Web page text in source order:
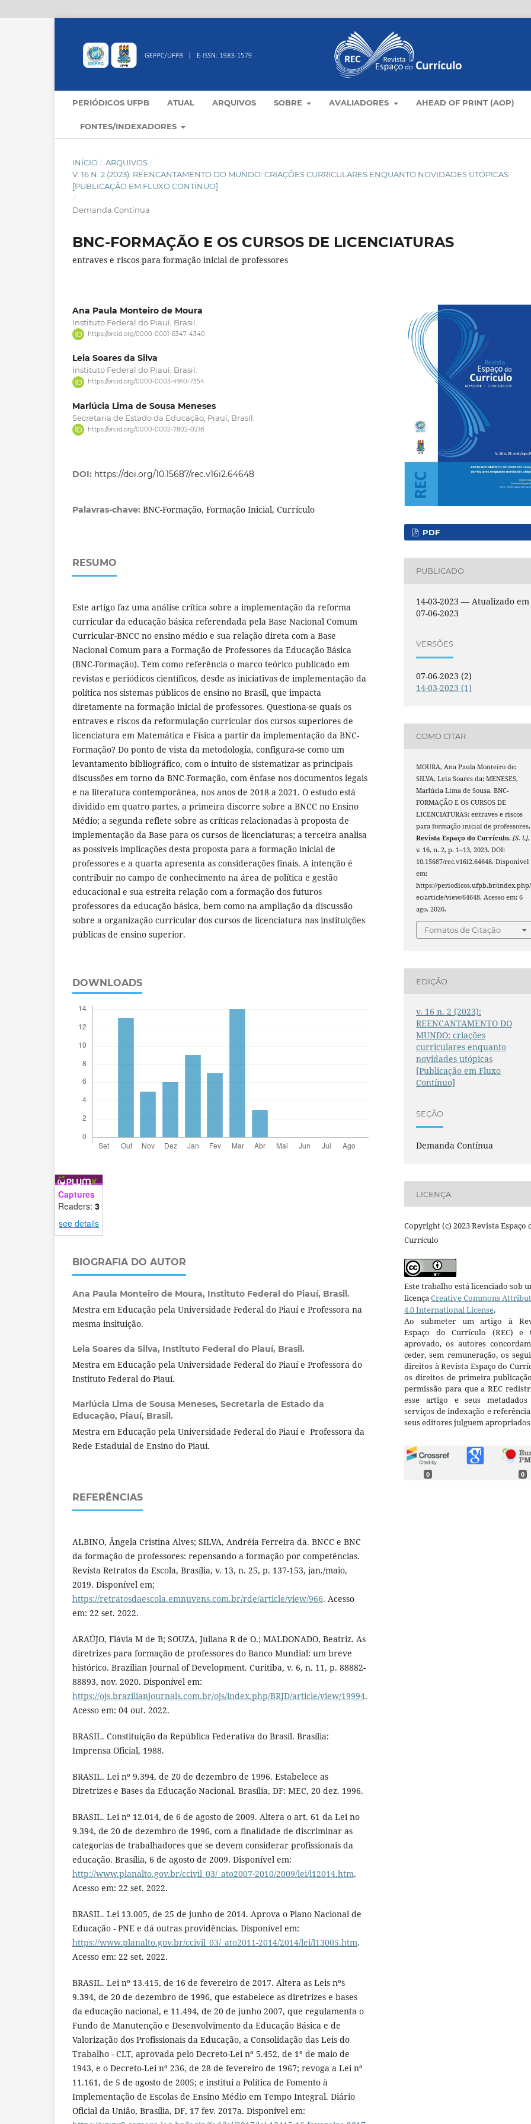
PERIÓDICOS UFPB ATUAL ARQUIVOS SOBRE AVALIADORES AHEAD OF PRINT (AOP)
FONTES/INDEXADORES
INÍCIO / ARQUIVOS /
V. 16 N. 2 (2023): REENCANTAMENTO DO MUNDO: CRIAÇÕES CURRICULARES ENQUANTO NOVIDADES UTÓPICAS
[PUBLICAÇÃO EM FLUXO CONTÍNUO]
/
Demanda Contínua
BNC-FORMAÇÃO E OS CURSOS DE LICENCIATURAS
entraves e riscos para formação inicial de professores
Ana Paula Monteiro de Moura
Instituto Federal do Piauí, Brasil.
https://orcid.org/0000-0001-6347-4340
Leia Soares da Silva
Instituto Federal do Piauí, Brasil.
https://orcid.org/0000-0003-4910-7354
Marlúcia Lima de Sousa Meneses
Secretaria de Estado da Educação, Piauí, Brasil.
https://orcid.org/0000-0002-7802-0218
DOI: https://doi.org/10.15687/rec.v16i2.64648
Palavras-chave: BNC-Formação, Formação Inicial, Currículo
RESUMO
Este artigo faz uma análise crítica sobre a implementação da reforma
curricular da educação básica referendada pela Base Nacional Comum
Curricular-BNCC no ensino médio e sua relação direta com a Base
Nacional Comum para a Formação de Professores da Educação Básica
(BNC-Formação). Tem como referência o marco teórico publicado em
revistas e periódicos científicos, desde as iniciativas de implementação da
política nos sistemas públicos de ensino no Brasil, que impacta
diretamente na formação inicial de professores. Questiona-se quais os
entraves e riscos da reformulação curricular dos cursos superiores de
licenciatura em Matemática e Física a partir da implementação da BNC-
Formação? Do ponto de vista da metodologia, configura-se como um
levantamento bibliográfico, com o intuito de sistematizar as principais
discussões em torno da BNC-Formação, com ênfase nos documentos legais
e na literatura contemporânea, nos anos de 2018 a 2021. O estudo está
dividido em quatro partes, a primeira discorre sobre a BNCC no Ensino
Médio; a segunda reflete sobre as críticas relacionadas à proposta de
implementação da Base para os cursos de licenciaturas; a terceira analisa
as possíveis implicações desta proposta para a formação inicial de
professores e a quarta apresenta as considerações finais. A intenção é
contribuir no campo de conhecimento na área de política e gestão
educacional e sua estreita relação com a formação dos futuros
professores da educação básica, bem como na ampliação da discussão
sobre a organização curricular dos cursos de licenciatura nas instituições
públicas de ensino superior.
DOWNLOADS
Captures
Readers: 3
see details
BIOGRAFIA DO AUTOR
Ana Paula Monteiro de Moura, Instituto Federal do Piauí, Brasil.
Mestra em Educação pela Universidade Federal do Piauí e Professora na
mesma insituição.
Leia Soares da Silva, Instituto Federal do Piauí, Brasil.
Mestra em Educação pela Universidade Federal do Piauí e Professora do
Instituto Federal do Piauí.
Marlúcia Lima de Sousa Meneses, Secretaria de Estado da
Educação, Piauí, Brasil.
Mestra em Educação pela Universidade Federal do Piauí e Professora da
Rede Estaduial de Ensino do Piauí.
REFERÊNCIAS
ALBINO, Ângela Cristina Alves; SILVA, Andréia Ferreira da. BNCC e BNC
da formação de professores: repensando a formação por competências.
Revista Retratos da Escola, Brasília, v. 13, n. 25, p. 137-153, jan./maio,
2019. Disponível em;
https://retratosdaescola.emnuvens.com.br/rde/article/view/966. Acesso
em: 22 set. 2022.
ARAÚJO, Flávia M de B; SOUZA, Juliana R de O.; MALDONADO, Beatriz. As
diretrizes para formação de professores do Banco Mundial: um breve
histórico. Brazilian Journal of Development. Curitiba, v. 6, n. 11, p. 88882-
88893, nov. 2020. Disponível em:
https://ojs.brazilianjournals.com.br/ojs/index.php/BRJD/article/view/19994.
Acesso em: 04 out. 2022.
BRASIL. Constituição da República Federativa do Brasil. Brasília:
Imprensa Oficial, 1988.
BRASIL. Lei nº 9.394, de 20 de dezembro de 1996. Estabelece as
Diretrizes e Bases da Educação Nacional. Brasília, DF: MEC, 20 dez. 1996.
BRASIL. Lei nº 12.014, de 6 de agosto de 2009. Altera o art. 61 da Lei no
9.394, de 20 de dezembro de 1996, com a finalidade de discriminar as
categorias de trabalhadores que se devem considerar profissionais da
educação. Brasília, 6 de agosto de 2009. Disponível em:
http://www.planalto.gov.br/ccivil_03/_ato2007-2010/2009/lei/l12014.htm.
Acesso em: 22 set. 2022.
BRASIL. Lei 13.005, de 25 de junho de 2014. Aprova o Plano Nacional de
Educação - PNE e dá outras providências. Disponível em:
https://www.planalto.gov.br/ccivil_03/_ato2011-2014/2014/lei/l13005.htm.
Acesso em: 22 set. 2022.
BRASIL. Lei nº 13.415, de 16 de fevereiro de 2017. Altera as Leis nºs
9.394, de 20 de dezembro de 1996, que estabelece as diretrizes e bases
da educação nacional, e 11.494, de 20 de junho 2007, que regulamenta o
Fundo de Manutenção e Desenvolvimento da Educação Básica e de
Valorização dos Profissionais da Educação, a Consolidação das Leis do
Trabalho - CLT, aprovada pelo Decreto-Lei nº 5.452, de 1º de maio de
1943, e o Decreto-Lei nº 236, de 28 de fevereiro de 1967; revoga a Lei nº
11.161, de 5 de agosto de 2005; e institui a Política de Fomento à
Implementação de Escolas de Ensino Médio em Tempo Integral. Diário
Oficial da União, Brasília, DF, 17 fev. 2017a. Disponível em:
PDF
PUBLICADO
14-03-2023 — Atualizado em
07-06-2023
VERSÕES
07-06-2023 (2)
14-03-2023 (1)
COMO CITAR
MOURA, Ana Paula Monteiro de;
SILVA, Leia Soares da; MENESES,
Marlúcia Lima de Sousa. BNC-
FORMAÇÃO E OS CURSOS DE
LICENCIATURAS: entraves e riscos
para formação inicial de professores.
Revista Espaço do Currículo,[S. l.],
v. 16, n. 2, p. 1–13, 2023. DOI:
10.15687/rec.v16i2.64648. Disponível
em:
https://periodicos.ufpb.br/
ec/article/view/64648. Acesso em: 6
ago. 2026.
Fomatos de Citação
EDIÇÃO
v. 16 n. 2 (2023):
REENCANTAMENTO DO
MUNDO: criações
curriculares enquanto
novidades utópicas
[Publicação em Fluxo
Contínuo]
SEÇÃO
Demanda Contínua
LICENÇA
Copyright (c) 2023 Revista Espaço
Currículo
Este trabalho está licenciado sob
licençaCreative Commons
4.0 International License.
Ao submeter um artigo à
Espaço do Currículo (REC) e
aprovado, os autores
ceder, sem remuneração, os
direitos à Revista Espaço do
os direitos de primeira
permissão para que a REC
esse artigo e seus metadados
serviços de indexação e
seus editores julguem
0 0